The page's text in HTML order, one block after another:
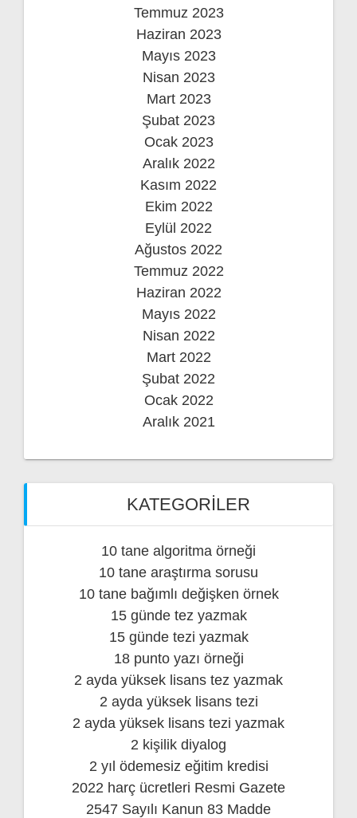
Temmuz 2023
Haziran 2023
Mayıs 2023
Nisan 2023
Mart 2023
Şubat 2023
Ocak 2023
Aralık 2022
Kasım 2022
Ekim 2022
Eylül 2022
Ağustos 2022
Temmuz 2022
Haziran 2022
Mayıs 2022
Nisan 2022
Mart 2022
Şubat 2022
Ocak 2022
Aralık 2021
KATEGORILER
10 tane algoritma örneği
10 tane araştırma sorusu
10 tane bağımlı değişken örnek
15 günde tez yazmak
15 günde tezi yazmak
18 punto yazı örneği
2 ayda yüksek lisans tez yazmak
2 ayda yüksek lisans tezi
2 ayda yüksek lisans tezi yazmak
2 kişilik diyalog
2 yıl ödemesiz eğitim kredisi
2022 harç ücretleri Resmi Gazete
2547 Sayılı Kanun 83 Madde